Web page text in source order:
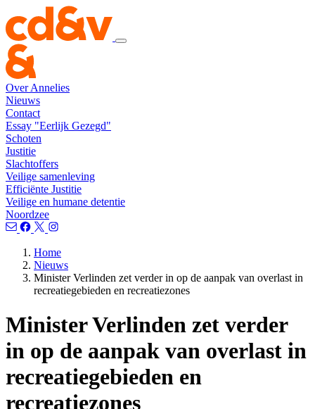
Over Annelies
Nieuws
Contact
Essay "Eerlijk Gezegd"
Schoten
Justitie
Slachtoffers
Veilige samenleving
Efficiënte Justitie
Veilige en humane detentie
Noordzee
Home
Nieuws
Minister Verlinden zet verder in op de aanpak van overlast in
recreatiegebieden en recreatiezones
Minister Verlinden zet verder
in op de aanpak van overlast in
recreatiegebieden en
recreatiezones